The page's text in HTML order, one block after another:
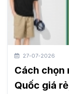
27-07-2026
Cách chọn
Quốc giá